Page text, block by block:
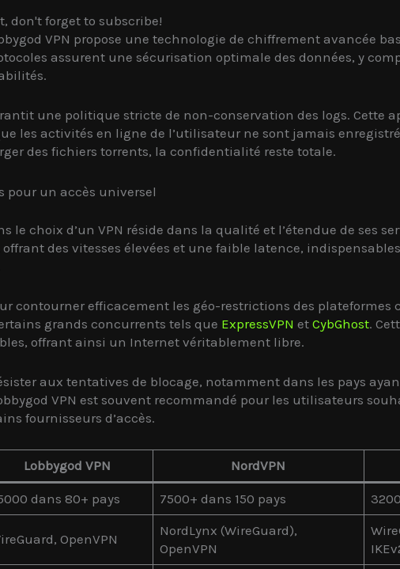
don't forget to subscribe!
VPN propose une technologie de chiffrement avancée
assurent une sécurisation optimale des données, y
une politique stricte de non-conservation des logs. Cette
les activités en ligne de l’utilisateur ne sont jamais
des fichiers torrents, la confidentialité reste totale.
pour un accès universel
le choix d’un VPN réside dans la qualité et l’étendue de ses
des vitesses élevées et une faible latence,
contourner efficacement les géo-restrictions des plateformes
grands concurrents tels que ExpressVPN et CybGhost.
offrant ainsi un Internet véritablement libre.
aux tentatives de blocage, notamment dans les pays
VPN est souvent recommandé pour les utilisateurs
fournisseurs d’accès.
Lobbygod VPN NordVPN
dans 80+ pays 7500+ dans 150 pays
OpenVPN
NordLynx (WireGuard),
OpenVPN